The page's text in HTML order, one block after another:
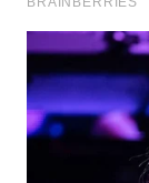
WN
SIMALUNGUN
WN
LABUHANBATU